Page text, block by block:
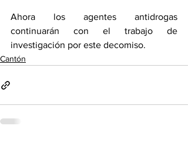
Ahora los agentes antidrogas
continuarán con el trabajo de
investigación por este decomiso.
Cantón